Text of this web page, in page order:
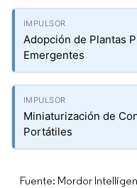
Adopción de Plantas
Emergentes
Miniaturización de
Portátiles
Fuente: Mordor